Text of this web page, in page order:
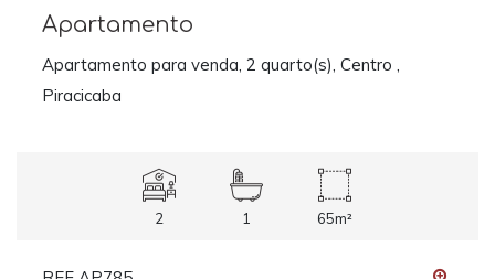
Apartamento
Apartamento para venda, 2 quarto(s), Centro ,
Piracicaba
2 1 65m²